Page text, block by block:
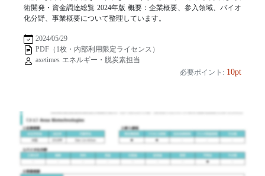
術開発・資金調達総覧 2024年版 概要：企業概要、参入領域、バイオ
化分野、事業概要について整理しています。
2024/05/29
PDF（1枚・内部利用限定ライセンス）
axetimes エネルギー・脱炭素担当
必要ポイント: 10pt